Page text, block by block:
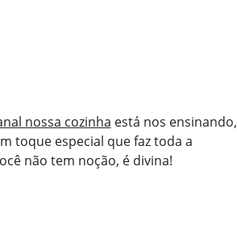
nossa cozinha está nos ensinando,
toque especial que faz toda a
não tem noção, é divina!